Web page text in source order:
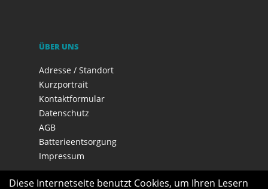
ÜBER UNS
Adresse / Standort
Kurzportrait
Kontaktformular
Datenschutz
AGB
Batterieentsorgung
Impressum
Diese Internetseite benutzt Cookies, um Ihren Lesern